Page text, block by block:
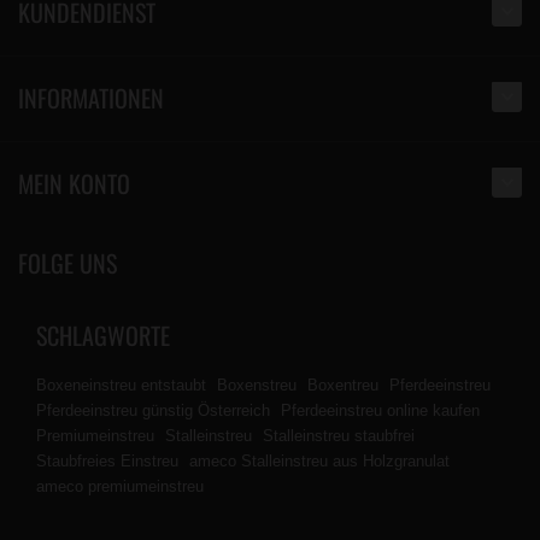
KUNDENDIENST
INFORMATIONEN
MEIN KONTO
FOLGE UNS
SCHLAGWORTE
Boxeneinstreu entstaubt Boxenstreu Boxentreu
Pferdeeinstreu
Pferdeeinstreu günstig Österreich
Pferdeeinstreu online kaufen
Premiumeinstreu
Stalleinstreu
Stalleinstreu staubfrei
Staubfreies Einstreu
ameco Stalleinstreu aus Holzgranulat
ameco premiumeinstreu